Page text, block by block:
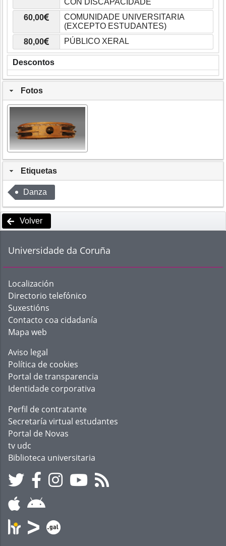
60,00
80,00
Descontos
Fotos
Etiquetas
Danza
Volver
Universidade da Coruña
Localización
Directorio telefónico
Suxestións
Contacto coa cidadanía
Mapa web
Aviso legal
Política de cookies
Portal de transparencia
Identidade corporativa
Perfil de contratante
Secretaría virtual estudantes
Portal de Novas
tv udc
Biblioteca universitaria